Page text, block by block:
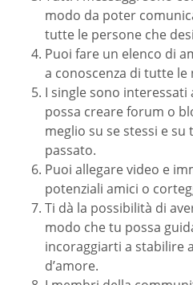
modo da poter
tutte le persone che
Puoi fare un elenco di
a conoscenza di tutte
I single sono
possa creare forum o
meglio su se stessi e
passato.
Puoi allegare video e
potenziali amici o
Ti dà la possibilità di
modo che tu possa
incoraggiarti a stabilire
d’amore.